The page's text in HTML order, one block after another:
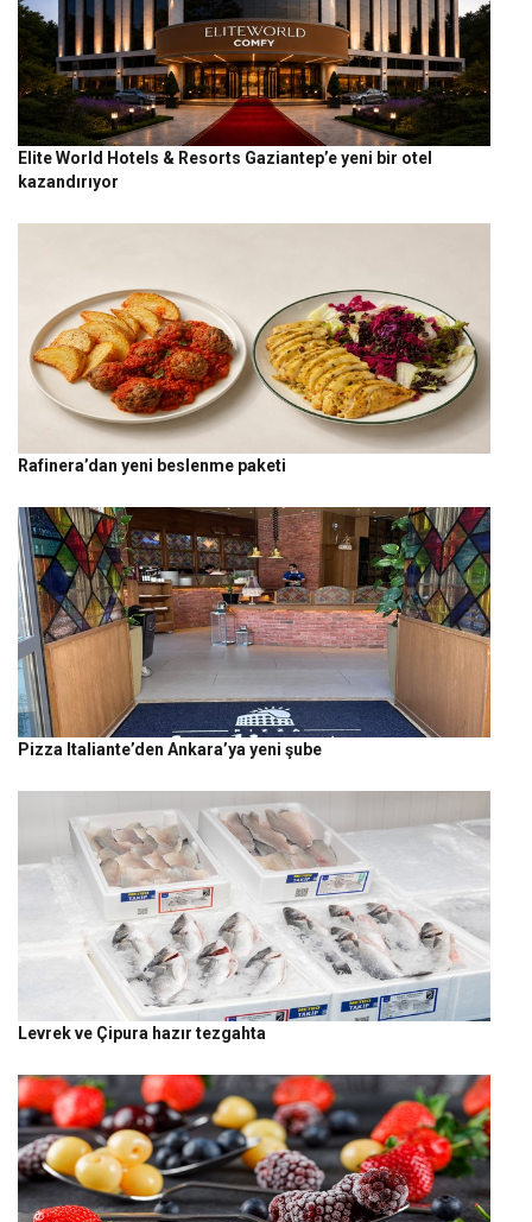
Elite World Hotels & Resorts Gaziantep’e yeni bir otel
kazandırıyor
Rafinera’dan yeni beslenme paketi
Pizza Italiante’den Ankara’ya yeni şube
Levrek ve Çipura hazır tezgahta